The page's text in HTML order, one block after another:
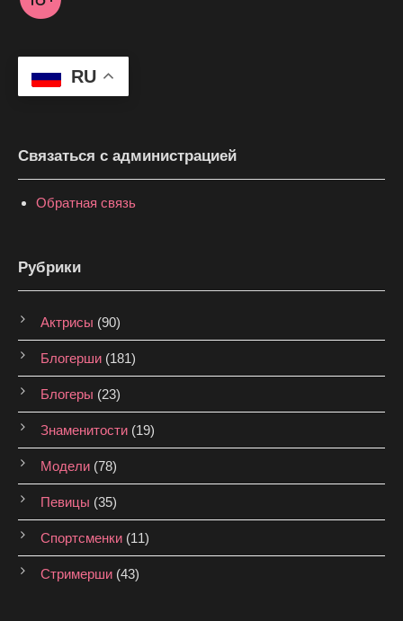
RU
Связаться с администрацией
Обратная связь
Рубрики
Актрисы (90)
Блогерши (181)
Блогеры (23)
Знаменитости (19)
Модели (78)
Певицы (35)
Спортсменки (11)
Стримерши (43)